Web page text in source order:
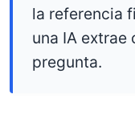
la referencia
una IA extrae
pregunta.